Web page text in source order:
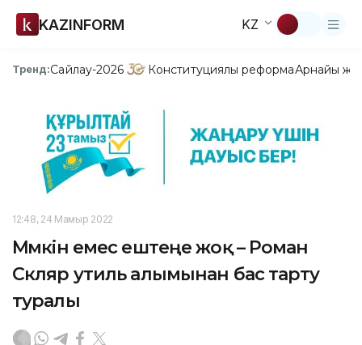
KAZINFORM KZ
Тренд:Сайлау-2026 Конституциялық реформаАрнайы
12:48, 24 Мамыр 2022
Мүмкін емес ештеңе жоқ – Роман
Скляр утиль алымынан бас тарту
туралы